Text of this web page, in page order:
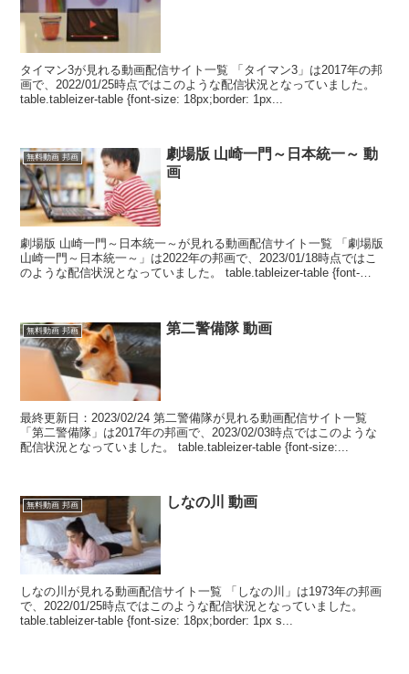
タイマン3が見れる動画配信サイト一覧 「タイマン3」は2017年の邦
画で、2022/01/25時点ではこのような配信状況となっていました。
table.tableizer-table {font-size: 18px;border: 1px...
無料動画 邦画
劇場版 山崎一門～日本統一～ 動
画
劇場版 山崎一門～日本統一～が見れる動画配信サイト一覧 「劇場版
山崎一門～日本統一～」は2022年の邦画で、2023/01/18時点ではこ
のような配信状況となっていました。 table.tableizer-table {font-
無料動画 邦画 第二警備隊 動画
最終更新日：2023/02/24 第二警備隊が見れる動画配信サイト一覧
「第二警備隊」は2017年の邦画で、2023/02/03時点ではこのような
配信状況となっていました。 table.tableizer-table {font-size:...
無料動画 邦画 しなの川 動画
しなの川が見れる動画配信サイト一覧 「しなの川」は1973年の邦画
で、2022/01/25時点ではこのような配信状況となっていました。
table.tableizer-table {font-size: 18px;border: 1px s...